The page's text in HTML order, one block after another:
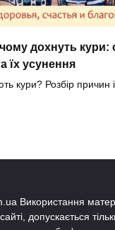
дохнуть кури:
їх усунення
кури? Розбір причин і
Використання
допускається